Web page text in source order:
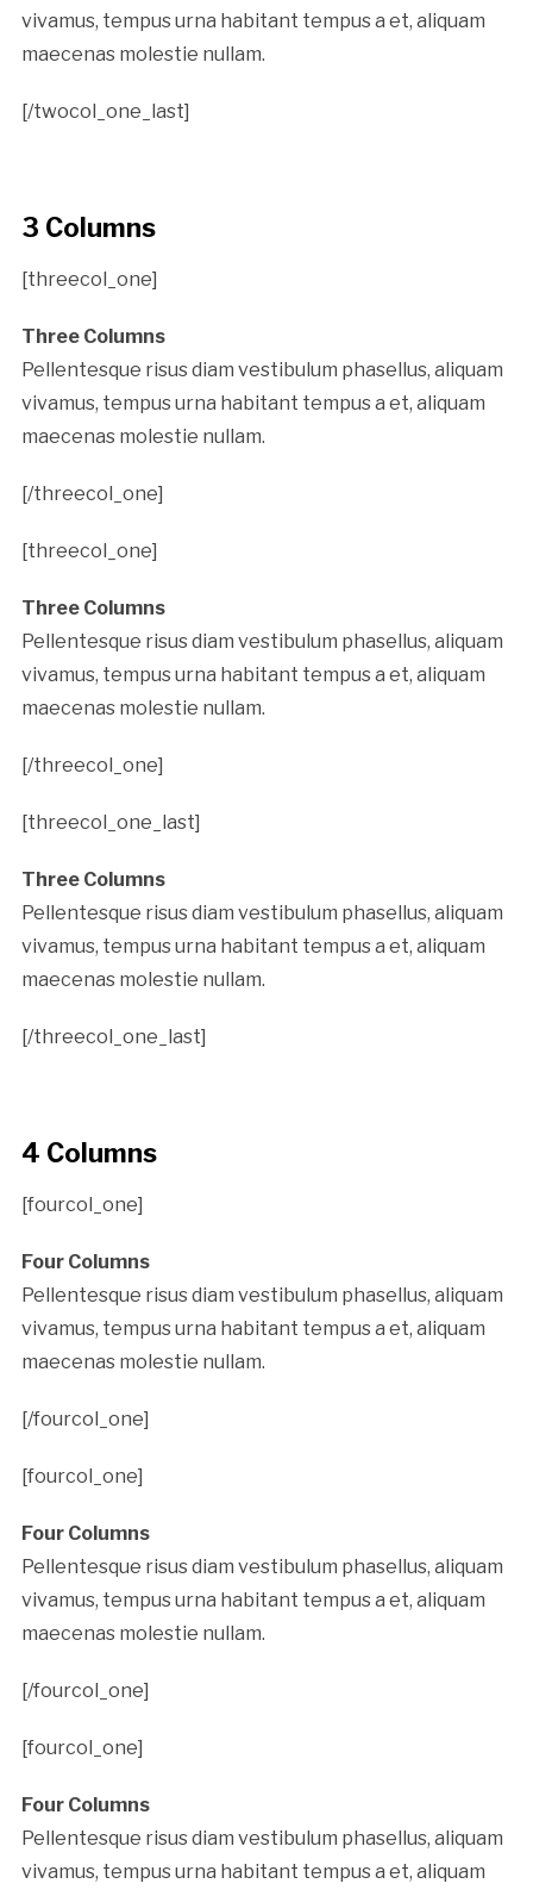
vivamus, tempus urna habitant tempus a et, aliquam
maecenas molestie nullam.
[/twocol_one_last]
3 Columns
[threecol_one]
Three Columns
Pellentesque risus diam vestibulum phasellus, aliquam
vivamus, tempus urna habitant tempus a et, aliquam
maecenas molestie nullam.
[/threecol_one]
[threecol_one]
Three Columns
Pellentesque risus diam vestibulum phasellus, aliquam
vivamus, tempus urna habitant tempus a et, aliquam
maecenas molestie nullam.
[/threecol_one]
[threecol_one_last]
Three Columns
Pellentesque risus diam vestibulum phasellus, aliquam
vivamus, tempus urna habitant tempus a et, aliquam
maecenas molestie nullam.
[/threecol_one_last]
4 Columns
[fourcol_one]
Four Columns
Pellentesque risus diam vestibulum phasellus, aliquam
vivamus, tempus urna habitant tempus a et, aliquam
maecenas molestie nullam.
[/fourcol_one]
[fourcol_one]
Four Columns
Pellentesque risus diam vestibulum phasellus, aliquam
vivamus, tempus urna habitant tempus a et, aliquam
maecenas molestie nullam.
[/fourcol_one]
[fourcol_one]
Four Columns
Pellentesque risus diam vestibulum phasellus, aliquam
vivamus, tempus urna habitant tempus a et, aliquam